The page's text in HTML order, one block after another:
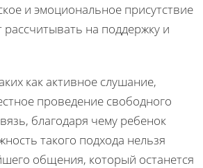
и эмоциональное присутствие
рассчитывать на поддержку и
как активное слушание,
проведение свободного
благодаря чему ребенок
такого подхода нельзя
общения, который останется